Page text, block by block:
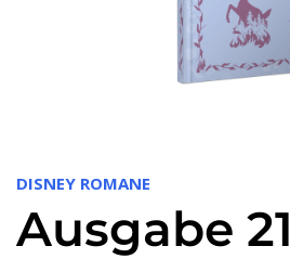
DISNEY ROMANE
Ausgabe 21